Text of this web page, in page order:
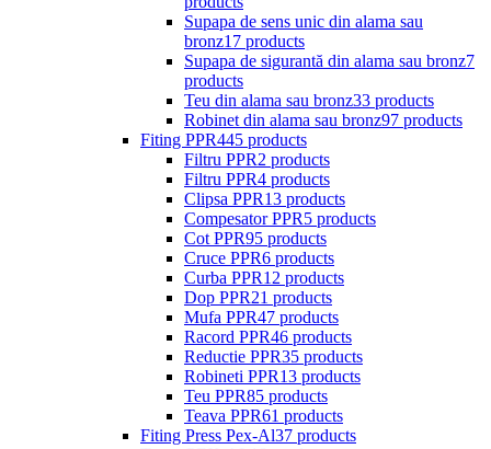
Supapa de sens unic din alama sau
bronz17 products
Supapa de sigurantă din alama sau bronz7
products
Teu din alama sau bronz33 products
Robinet din alama sau bronz97 products
Fiting PPR445 products
Filtru PPR2 products
Filtru PPR4 products
Clipsa PPR13 products
Compesator PPR5 products
Cot PPR95 products
Cruce PPR6 products
Curba PPR12 products
Dop PPR21 products
Mufa PPR47 products
Racord PPR46 products
Reductie PPR35 products
Robineti PPR13 products
Teu PPR85 products
Teava PPR61 products
Fiting Press Pex-Al37 products